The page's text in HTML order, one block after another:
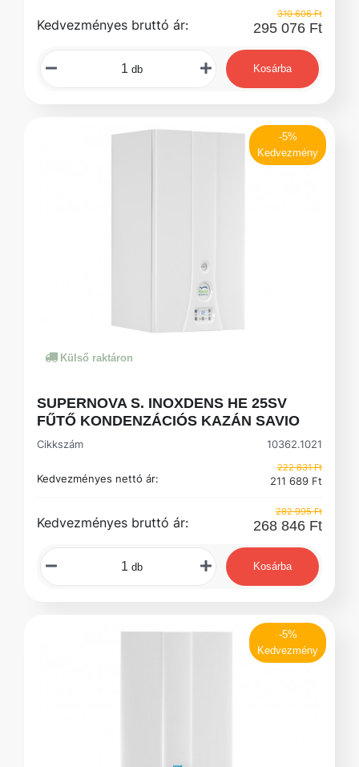
Kedvezményes bruttó ár:
310 606 Ft
295 076 Ft
db Kosárba
-5%
Kedvezmény
Külső raktáron
SUPERNOVA S. INOXDENS HE 25SV
FŰTŐ KONDENZÁCIÓS KAZÁN SAVIO
Cikkszám 10362.1021
Kedvezményes nettó ár:
222 831 Ft
211 689 Ft
Kedvezményes bruttó ár:
282 995 Ft
268 846 Ft
db Kosárba
-5%
Kedvezmény